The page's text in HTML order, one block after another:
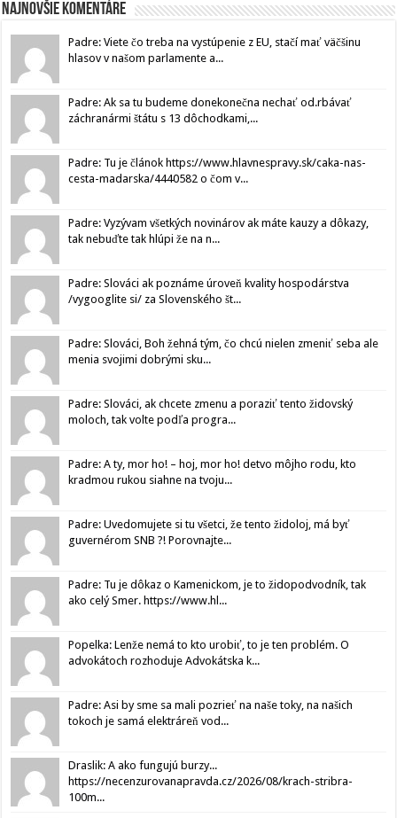
Najnovšie komentáre
Padre: Viete čo treba na vystúpenie z EU, stačí mať väčšinu
hlasov v našom parlamente a...
Padre: Ak sa tu budeme donekonečna nechať od.rbávať
záchranármi štátu s 13 dôchodkami,...
Padre: Tu je článok https://www.hlavnespravy.sk/caka-nas-
cesta-madarska/4440582 o čom v...
Padre: Vyzývam všetkých novinárov ak máte kauzy a dôkazy,
tak nebuďte tak hlúpi že na n...
Padre: Slováci ak poznáme úroveň kvality hospodárstva
/vygooglite si/ za Slovenského št...
Padre: Slováci, Boh žehná tým, čo chcú nielen zmeniť seba ale
menia svojimi dobrými sku...
Padre: Slováci, ak chcete zmenu a poraziť tento židovský
moloch, tak volte podľa progra...
Padre: A ty, mor ho! – hoj, mor ho! detvo môjho rodu, kto
kradmou rukou siahne na tvoju...
Padre: Uvedomujete si tu všetci, že tento židoloj, má byť
guvernérom SNB ?! Porovnajte...
Padre: Tu je dôkaz o Kamenickom, je to židopodvodník, tak
ako celý Smer. https://www.hl...
Popelka: Lenže nemá to kto urobiť, to je ten problém. O
advokátoch rozhoduje Advokátska k...
Padre: Asi by sme sa mali pozrieť na naše toky, na našich
tokoch je samá elektráreň vod...
Draslik: A ako fungujú burzy...
https://necenzurovanapravda.cz/2026/08/krach-stribra-
100m...